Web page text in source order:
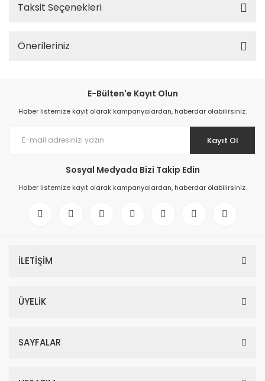
Taksit Seçenekleri
Önerileriniz
E-Bülten'e Kayıt Olun
Haber listemize kayıt olarak kampanyalardan, haberdar olabilirsiniz.
Kayıt Ol
Sosyal Medyada Bizi Takip Edin
Haber listemize kayıt olarak kampanyalardan, haberdar olabilirsiniz.
İLETİŞİM
ÜYELİK
SAYFALAR